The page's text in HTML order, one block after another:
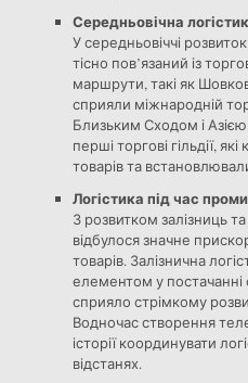
Середньовічна
У середньовіччі
тісно пов’язаний із
маршрути, такі як
сприяли міжнародній
Близьким Сходом і
перші торгові гільдії,
товарів та
Логістика під час
З розвитком залізниць
відбулося значне
товарів. Залізнична
елементом у постачанні
сприяло стрімкому
Водночас створення
історії координувати
відстанях.